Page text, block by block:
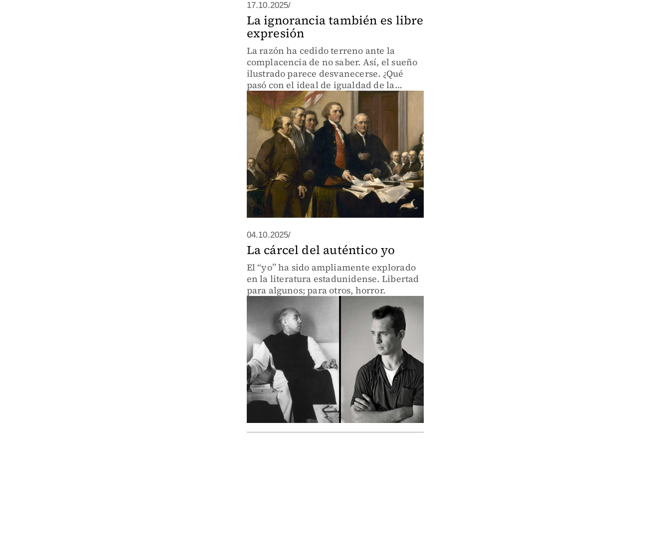
17.10.2025/
La ignorancia también es libre
expresión
La razón ha cedido terreno ante la
complacencia de no saber. Así, el sueño
ilustrado parece desvanecerse. ¿Qué
pasó con el ideal de igualdad de la
democracia americana?
04.10.2025/
La cárcel del auténtico yo
El “yo” ha sido ampliamente explorado
en la literatura estadunidense. Libertad
para algunos; para otros, horror.